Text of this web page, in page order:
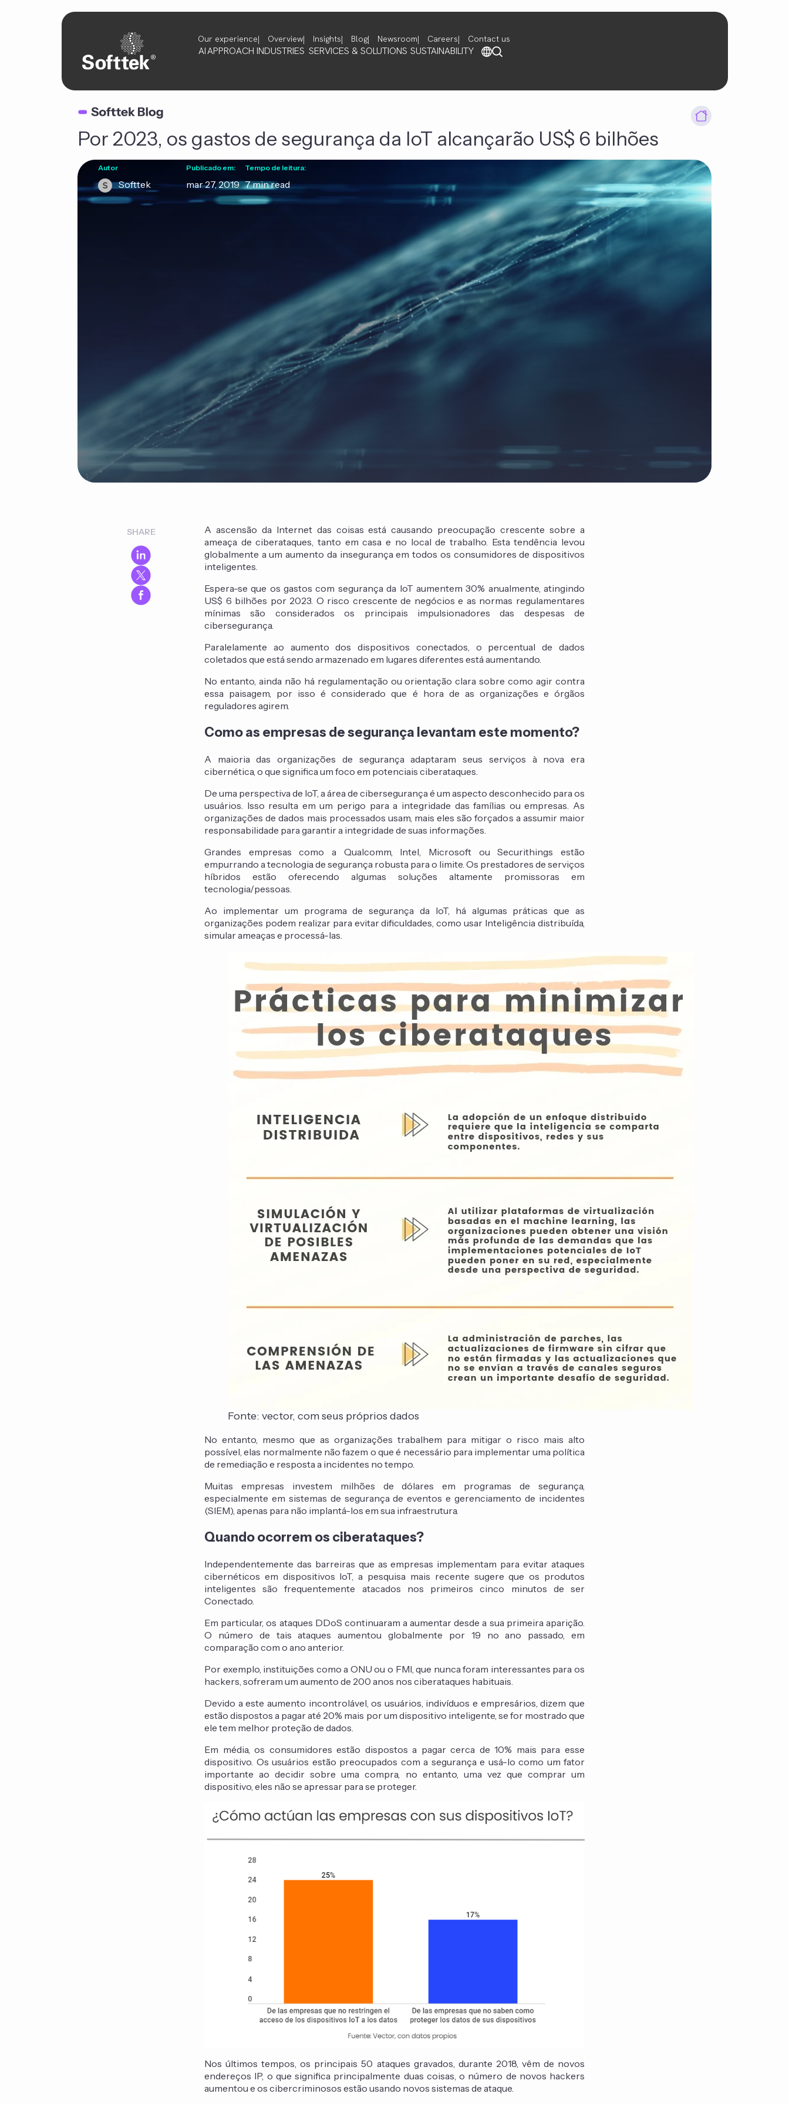
Our experience Overview Insights Blog Newsroom Careers Contact us
AIAPPROACH INDUSTRIES SERVICES & SOLUTIONS SUSTAINABILITY
Por 2023, os gastos de segurança da IoT alcançarão US$ 6 bilhões
Autor
Softtek
Publicado em:
mar 27, 2019
Tempo de leitura:
7 min read
SHARE
A ascensão da Internet das coisas está causando preocupação crescente sobre a
ameaça de ciberataques, tanto em casa e no local de trabalho. Esta tendência levou
globalmente a um aumento da insegurança em todos os consumidores de dispositivos
inteligentes.
Espera-se que os gastos com segurança da IoT aumentem 30% anualmente, atingindo
US$ 6 bilhões por 2023. O risco crescente de negócios e as normas regulamentares
mínimas são considerados os principais impulsionadores das despesas de
cibersegurança.
Paralelamente ao aumento dos dispositivos conectados, o percentual de dados
coletados que está sendo armazenado em lugares diferentes está aumentando.
No entanto, ainda não há regulamentação ou orientação clara sobre como agir contra
essa paisagem, por isso é considerado que é hora de as organizações e órgãos
reguladores agirem.
Como as empresas de segurança levantam este momento?
A maioria das organizações de segurança adaptaram seus serviços à nova era
cibernética, o que significa um foco em potenciais ciberataques.
De uma perspectiva de IoT, a área de cibersegurança é um aspecto desconhecido para os
usuários. Isso resulta em um perigo para a integridade das famílias ou empresas. As
organizações de dados mais processados usam, mais eles são forçados a assumir maior
responsabilidade para garantir a integridade de suas informações.
Grandes empresas como a Qualcomm, Intel, Microsoft ou Securithings estão
empurrando a tecnologia de segurança robusta para o limite. Os prestadores de serviços
híbridos estão oferecendo algumas soluções altamente promissoras em
tecnologia/pessoas.
Ao implementar um programa de segurança da IoT, há algumas práticas que as
organizações podem realizar para evitar dificuldades, como usar Inteligência distribuída,
simular ameaças e processá-las.
Fonte: vector, com seus próprios dados
No entanto, mesmo que as organizações trabalhem para mitigar o risco mais alto
possível, elas normalmente não fazem o que é necessário para implementar uma política
de remediação e resposta a incidentes no tempo.
Muitas empresas investem milhões de dólares em programas de segurança,
especialmente em sistemas de segurança de eventos e gerenciamento de incidentes
(SIEM), apenas para não implantá-los em sua infraestrutura.
Quando ocorrem os ciberataques?
Independentemente das barreiras que as empresas implementam para evitar ataques
cibernéticos em dispositivos IoT, a pesquisa mais recente sugere que os produtos
inteligentes são frequentemente atacados nos primeiros cinco minutos de ser
Conectado.
Em particular, os ataques DDoS continuaram a aumentar desde a sua primeira aparição.
O número de tais ataques aumentou globalmente por 19 no ano passado, em
comparação com o ano anterior.
Por exemplo, instituições como a ONU ou o FMI, que nunca foram interessantes para os
hackers, sofreram um aumento de 200 anos nos ciberataques habituais.
Devido a este aumento incontrolável, os usuários, indivíduos e empresários, dizem que
estão dispostos a pagar até 20% mais por um dispositivo inteligente, se for mostrado que
ele tem melhor proteção de dados.
Em média, os consumidores estão dispostos a pagar cerca de 10% mais para esse
dispositivo. Os usuários estão preocupados com a segurança e usá-lo como um fator
importante ao decidir sobre uma compra, no entanto, uma vez que comprar um
dispositivo, eles não se apressar para se proteger.
Nos últimos tempos, os principais 50 ataques gravados, durante 2018, vêm de novos
endereços IP, o que significa principalmente duas coisas, o número de novos hackers
aumentou e os cibercriminosos estão usando novos sistemas de ataque.